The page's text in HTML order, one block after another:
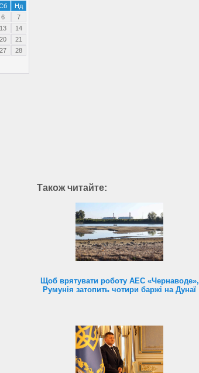
Нд
6
7
13
14
20
21
27
28
Також читайте:
Щоб врятувати роботу АЕС «Чернаводе»,
Румунія затопить чотири баржі на Дунаї